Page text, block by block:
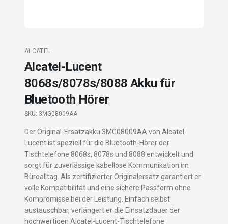
ALCATEL
Alcatel-Lucent
8068s/8078s/8088 Akku für
Bluetooth Hörer
SKU: 3MG08009AA
Der Original-Ersatzakku 3MG08009AA von Alcatel-
Lucent ist speziell für die Bluetooth-Hörer der
Tischtelefone 8068s, 8078s und 8088 entwickelt und
sorgt für zuverlässige kabellose Kommunikation im
Büroalltag. Als zertifizierter Originalersatz garantiert er
volle Kompatibilität und eine sichere Passform ohne
Kompromisse bei der Leistung. Einfach selbst
austauschbar, verlängert er die Einsatzdauer der
hochwertigen Alcatel-Lucent-Tischtelefone